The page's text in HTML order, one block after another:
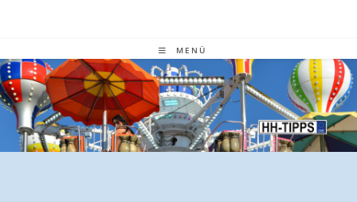
MENÜ